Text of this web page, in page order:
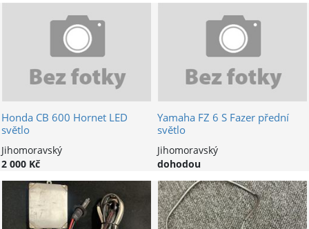
Honda CB 600 Hornet LED
světlo
Jihomoravský
2 000 Kč
Yamaha FZ 6 S Fazer přední
světlo
Jihomoravský
dohodou